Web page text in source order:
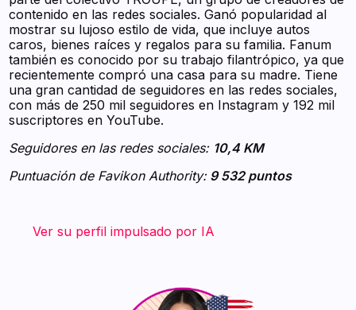
contenido en las redes sociales. Ganó popularidad al
mostrar su lujoso estilo de vida, que incluye autos
caros, bienes raíces y regalos para su familia. Fanum
también es conocido por su trabajo filantrópico, ya que
recientemente compró una casa para su madre. Tiene
una gran cantidad de seguidores en las redes sociales,
con más de 250 mil seguidores en Instagram y 192 mil
suscriptores en YouTube.
Seguidores en las redes sociales: 10,4 KM
Puntuación de Favikon Authority:9 532 puntos
‍ ‍ ‍ ‍ ‍ ‍ ‍Ver su perfil impulsado por IA